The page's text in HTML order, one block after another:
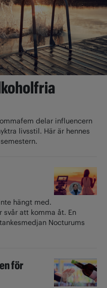
delar influencern
livsstil. Här är hennes
hängt med.
svår att komma åt. En
Nocturums
för